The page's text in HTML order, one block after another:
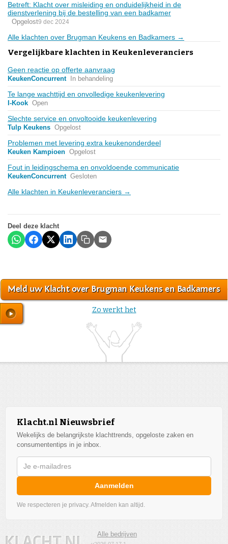
Betreft: Klacht over misleiding en onduidelijkheid in de
dienstverlening bij de bestelling van een badkamer
Opgelost9 dec 2024
Alle klachten over Brugman Keukens en Badkamers →
Vergelijkbare klachten in Keukenleveranciers
Geen reactie op offerte aanvraag
KeukenConcurrent In behandeling
Te lange wachttijd en onvolledige keukenlevering
I-Kook Open
Slechte service en onvoltooide keukenlevering
Tulp Keukens Opgelost
Problemen met levering extra keukenonderdeel
Keuken Kampioen Opgelost
Fout in leidingschema en onvoldoende communicatie
KeukenConcurrent Gesloten
Alle klachten in Keukenleveranciers →
Deel deze klacht
Meld uw Klacht over Brugman Keukens en Badkamers
Zo werkt het
Klacht.nl Nieuwsbrief
Wekelijks de belangrijkste klachttrends, opgeloste zaken en
consumententips in je inbox.
Aanmelden
We respecteren je privacy. Afmelden kan altijd.
Alle bedrijven